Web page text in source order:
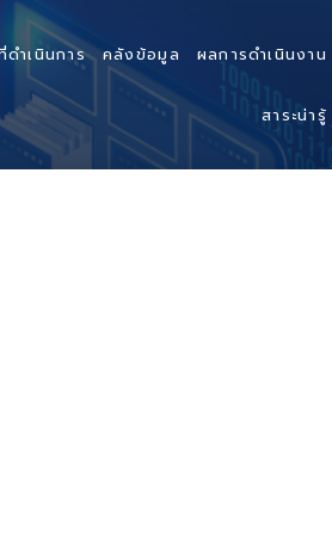
ำเนินการ คลังข้อมูล ผลการดำเนินงาน
สาระน่ารู้